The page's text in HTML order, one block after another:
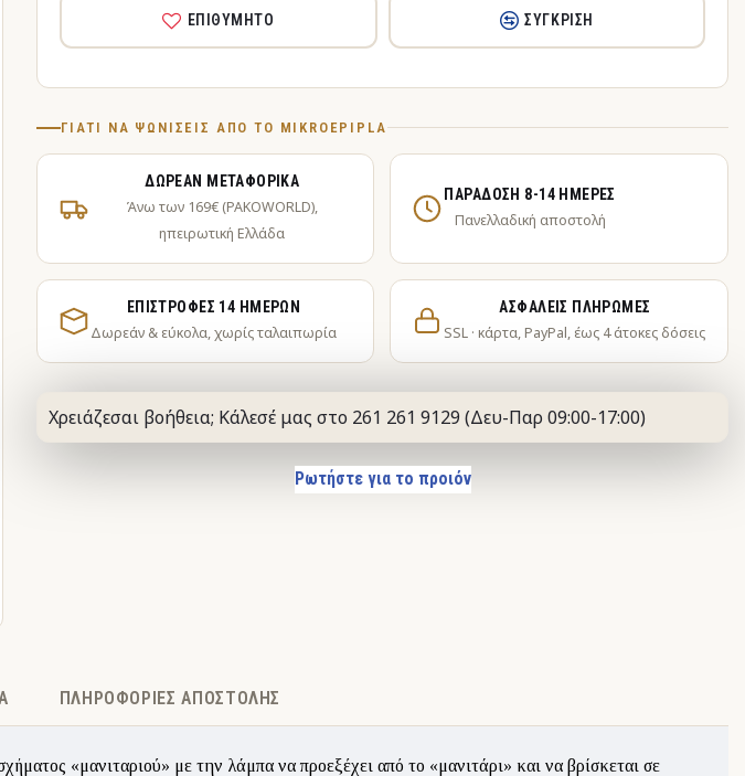
ΕΠΙΘΥΜΗΤΌ ΣΎΓΚΡΙΣΗ
ΓΙΑΤΊ ΝΑ ΨΩΝΊΣΕΙΣ ΑΠΌ ΤΟ MIKROEPIPLA
ΔΩΡΕΆΝ ΜΕΤΑΦΟΡΙΚΆ
Άνω των 169€ (PAKOWORLD),
ηπειρωτική Ελλάδα
ΠΑΡΆΔΟΣΗ 8-14 ΗΜΈΡΕΣ
Πανελλαδική αποστολή
ΕΠΙΣΤΡΟΦΈΣ 14 ΗΜΕΡΏΝ
Δωρεάν & εύκολα, χωρίς ταλαιπωρία
ΑΣΦΑΛΕΊΣ ΠΛΗΡΩΜΈΣ
SSL · κάρτα, PayPal, έως 4 άτοκες δόσεις
Χρειάζεσαι βοήθεια; Κάλεσέ μας στο 261 261 9129 (Δευ-Παρ 09:00-17:00)
Ρωτήστε για το προιόν
ΠΛΗΡΟΦΟΡΊΕΣ ΑΠΟΣΤΟΛΉΣ
«μανιταριού» με την λάμπα να προεξέχει από το «μανιτάρι» και να βρίσκεται σε